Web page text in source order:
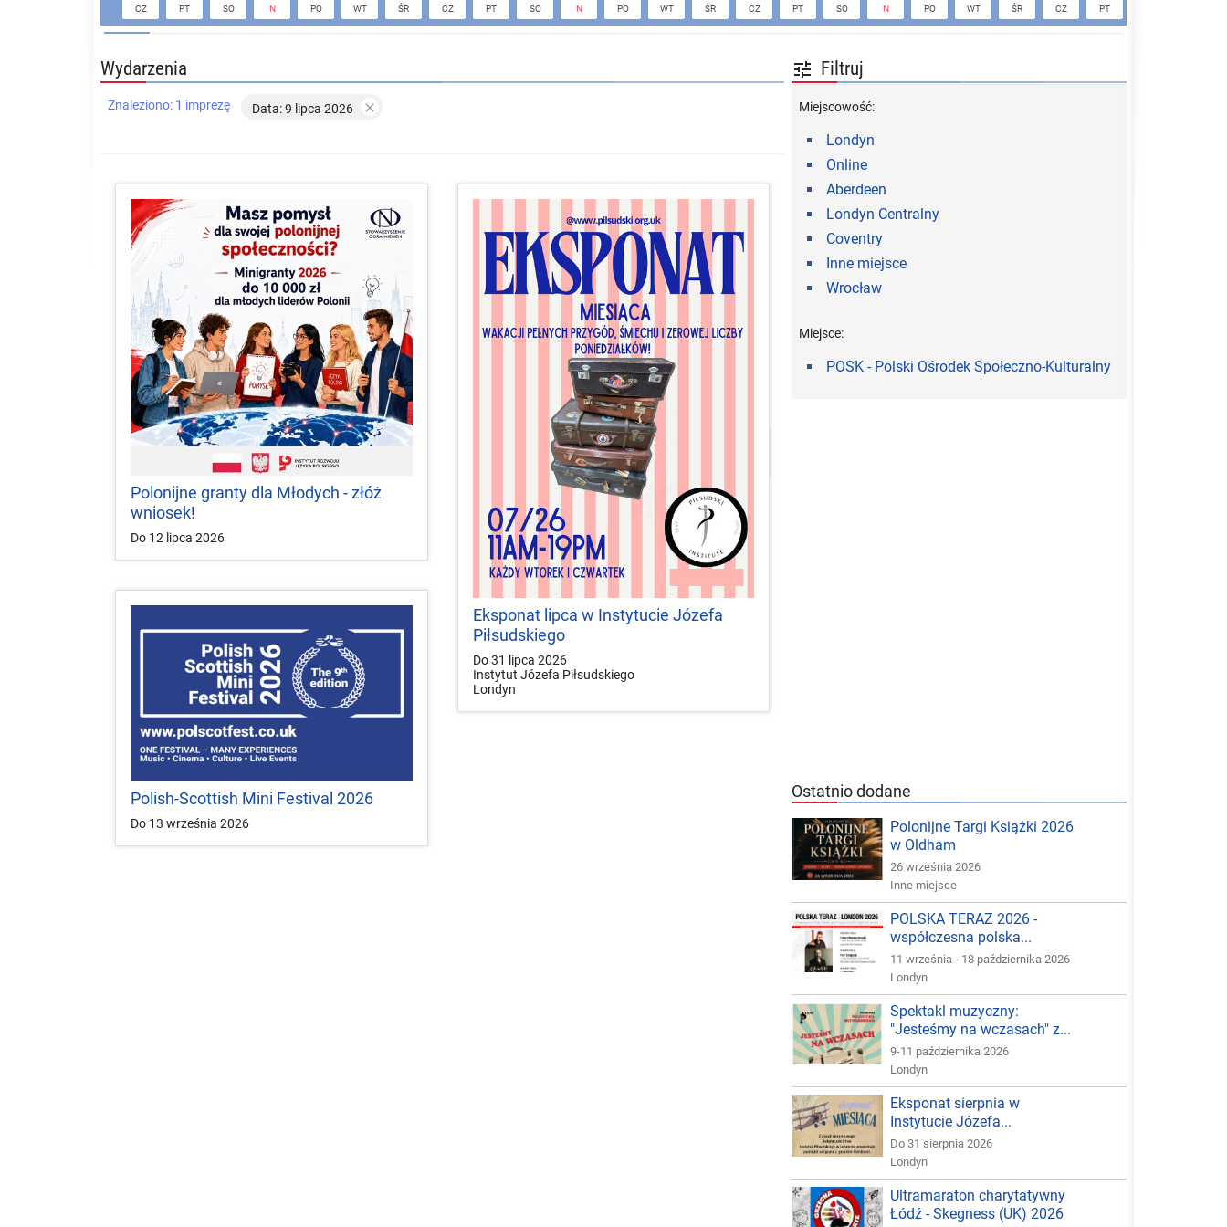
CZ PT SO N PO WT ŚR CZ PT SO N PO WT ŚR CZ PT SO N PO WT ŚR CZ PT
 Filtruj
Miejscowość:
Londyn
Online
Aberdeen
Londyn Centralny
Coventry
Inne miejsce
Wrocław
Miejsce:
POSK - Polski Ośrodek Społeczno-Kulturalny
Wydarzenia

Plakaty

Mapa
Znaleziono: 1 imprezę Data: 9 lipca 2026 
Polonijne granty dla Młodych - złóż
wniosek!
Do 12 lipca 2026
Eksponat lipca w Instytucie Józefa
Piłsudskiego
Do 31 lipca 2026
Instytut Józefa Piłsudskiego
Londyn
Polish-Scottish Mini Festival 2026
Do 13 września 2026
Ostatnio dodane
Polonijne Targi Książki 2026
w Oldham
26 września 2026
Inne miejsce
POLSKA TERAZ 2026 -
współczesna polska...
11 września - 18 października 2026
Londyn
Spektakl muzyczny:
"Jesteśmy na wczasach" z...
9-11 października 2026
Londyn
Eksponat sierpnia w
Instytucie Józefa...
Do 31 sierpnia 2026
Londyn
Ultramaraton charytatywny
Łódź - Skegness (UK) 2026